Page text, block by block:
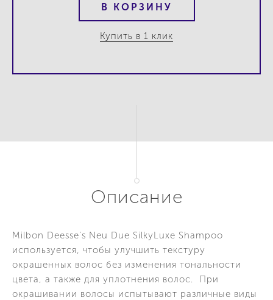
В КОРЗИНУ
Купить в 1 клик
Описание
Milbon Deesse's Neu Due SilkyLuxe Shampoo
используется, чтобы улучшить текстуру
окрашенных волос без изменения тональности
цвета, а также для уплотнения волос. При
окрашивании волосы испытывают различные виды